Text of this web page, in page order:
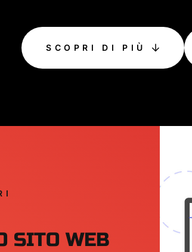
SCOPRI DI PIÙ
SITO WEB